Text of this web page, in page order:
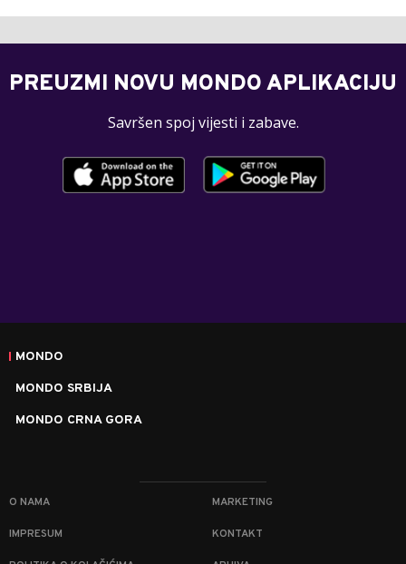
PREUZMI NOVU MONDO APLIKACIJU
Savršen spoj vijesti i zabave.
MONDO
MONDO SRBIJA
MONDO CRNA GORA
O NAMA MARKETING
IMPRESUM KONTAKT